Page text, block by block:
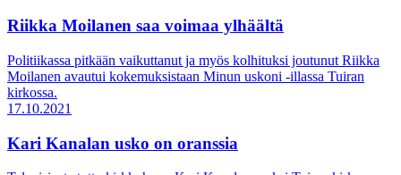
Riikka Moilanen saa voimaa ylhäältä
Politiikassa pitkään vaikuttanut ja myös kolhituksi joutunut Riikka
Moilanen avautui kokemuksistaan Minun uskoni -illassa Tuiran
kirkossa.
17.10.2021
Kari Kanalan usko on oranssia